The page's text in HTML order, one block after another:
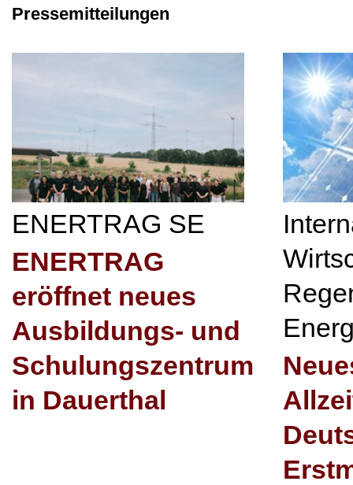
Pressemitteilungen
ENERTRAG SE
ENERTRAG
eröffnet neues
Ausbildungs- und
Schulungszentrum
in Dauerthal